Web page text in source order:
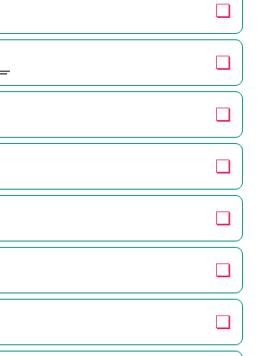
❏
❏
❏
❏
❏
❏
❏